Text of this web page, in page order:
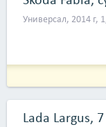
Универсал, 2014
Lada Largus,
<li>европейские
комплектация;</li>
<li>качественная
аренда
лучший и удобный